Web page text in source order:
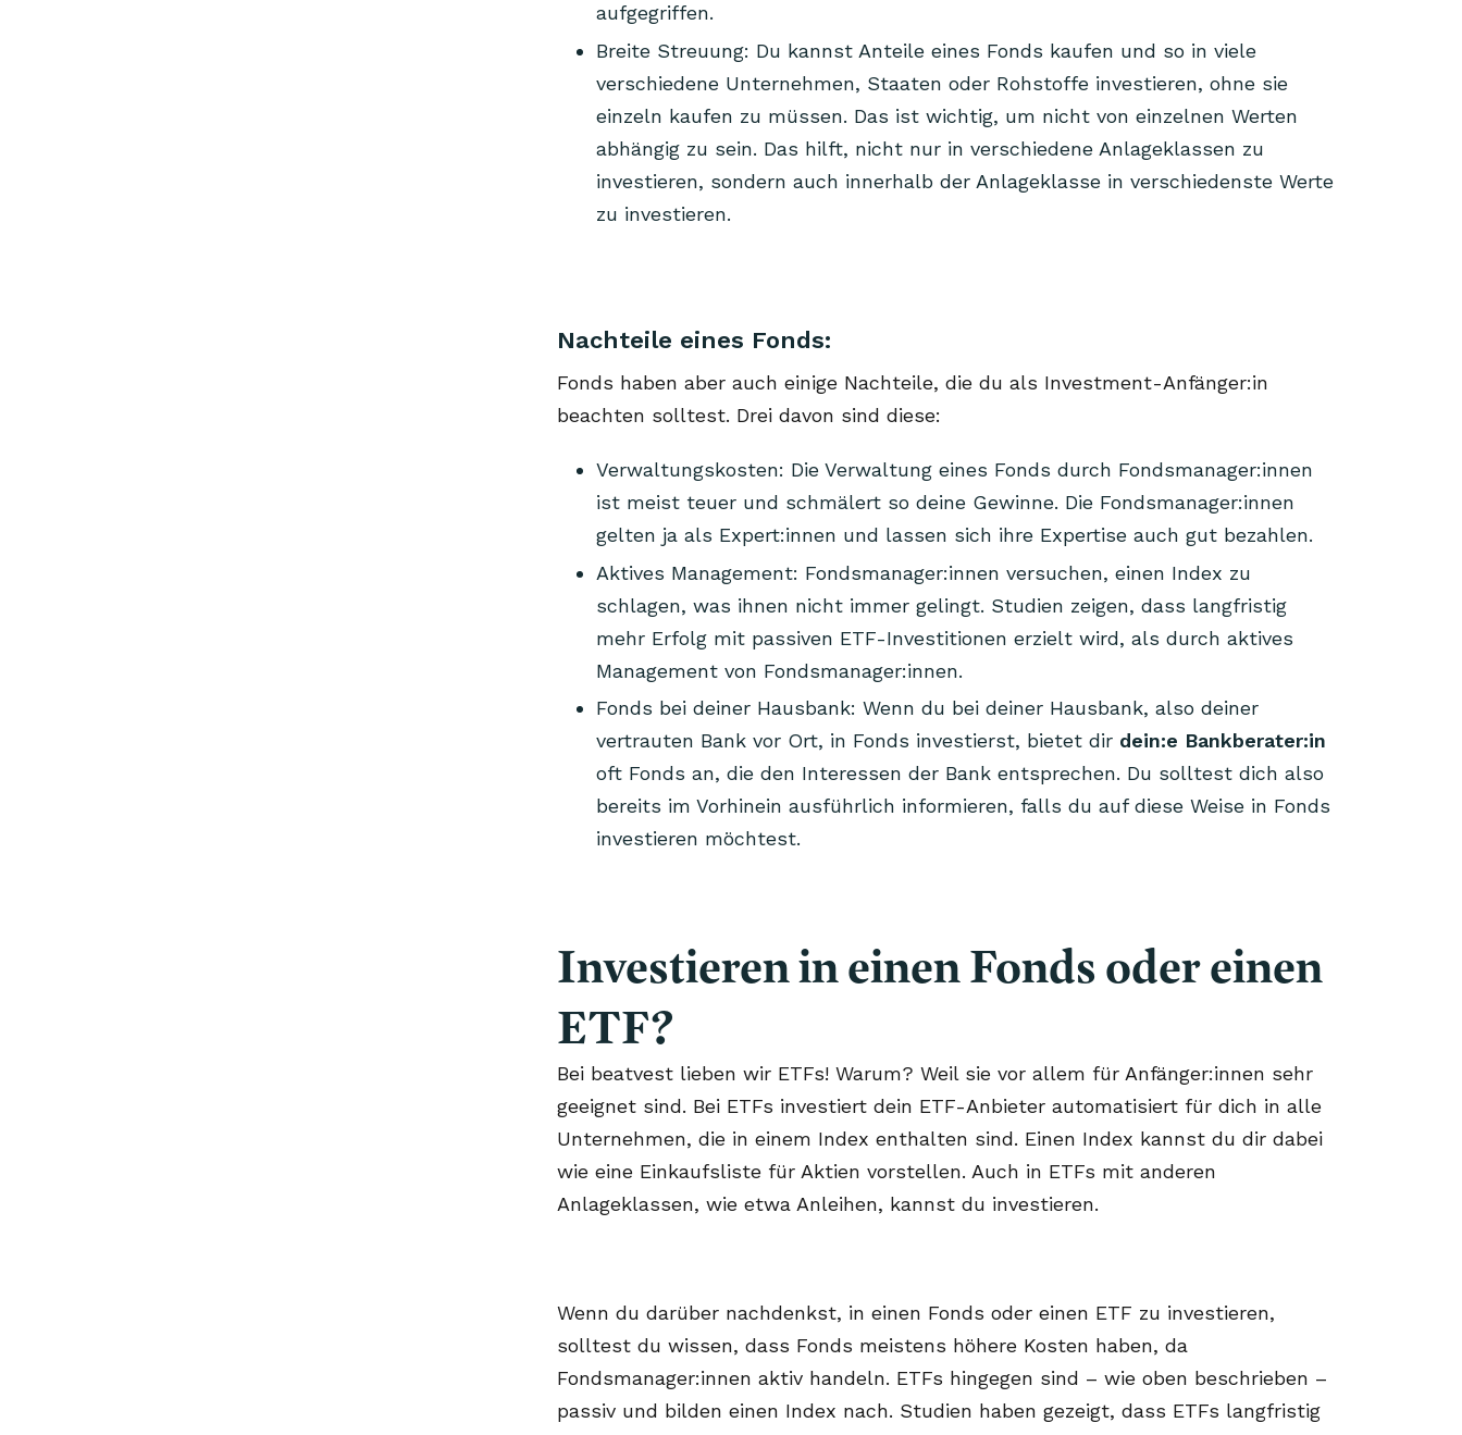
aufgegriffen.
Breite Streuung: Du kannst Anteile eines Fonds kaufen und so in viele
verschiedene Unternehmen, Staaten oder Rohstoffe investieren, ohne sie
einzeln kaufen zu müssen. Das ist wichtig, um nicht von einzelnen Werten
abhängig zu sein. Das hilft, nicht nur in verschiedene Anlageklassen zu
investieren, sondern auch innerhalb der Anlageklasse in verschiedenste Werte
zu investieren.
Nachteile eines Fonds:
Fonds haben aber auch einige Nachteile, die du als Investment-Anfänger:in
beachten solltest. Drei davon sind diese:
Verwaltungskosten: Die Verwaltung eines Fonds durch Fondsmanager:innen
ist meist teuer und schmälert so deine Gewinne. Die Fondsmanager:innen
gelten ja als Expert:innen und lassen sich ihre Expertise auch gut bezahlen.
Aktives Management: Fondsmanager:innen versuchen, einen Index zu
schlagen, was ihnen nicht immer gelingt. Studien zeigen, dass langfristig
mehr Erfolg mit passiven ETF-Investitionen erzielt wird, als durch aktives
Management von Fondsmanager:innen.
Fonds bei deiner Hausbank: Wenn du bei deiner Hausbank, also deiner
vertrauten Bank vor Ort, in Fonds investierst, bietet dir dein:e Bankberater:in
oft Fonds an, die den Interessen der Bank entsprechen. Du solltest dich also
bereits im Vorhinein ausführlich informieren, falls du auf diese Weise in Fonds
investieren möchtest.
Investieren in einen Fonds oder einen
ETF?
Bei beatvest lieben wir ETFs! Warum? Weil sie vor allem für Anfänger:innen sehr
geeignet sind. Bei ETFs investiert dein ETF-Anbieter automatisiert für dich in alle
Unternehmen, die in einem Index enthalten sind. Einen Index kannst du dir dabei
wie eine Einkaufsliste für Aktien vorstellen. Auch in ETFs mit anderen
Anlageklassen, wie etwa Anleihen, kannst du investieren.
Wenn du darüber nachdenkst, in einen Fonds oder einen ETF zu investieren,
solltest du wissen, dass Fonds meistens höhere Kosten haben, da
Fondsmanager:innen aktiv handeln. ETFs hingegen sind – wie oben beschrieben –
passiv und bilden einen Index nach. Studien haben gezeigt, dass ETFs langfristig